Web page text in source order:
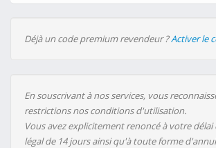
Déjà un code premium revendeur ?Activer le
En souscrivant à nos services, vous
restrictions nos conditions d'utilisation.
Vous avez explicitement renoncé à votre
légal de 14 jours ainsi qu'à toute forme